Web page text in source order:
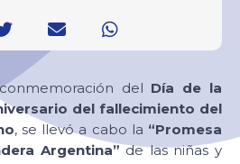
del Día de la
del fallecimiento del
, se llevó a cabo la “Promesa
Argentina”de las niñas y